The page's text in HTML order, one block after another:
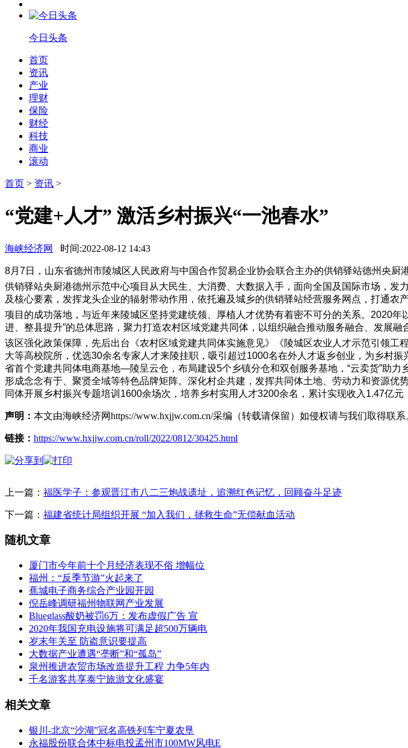
今日头条
首页
资讯
产业
理财
保险
财经
科技
商业
滚动
首页 > 资讯 >
“党建+人才” 激活乡村振兴“一池春水”
海峡经济网 时间:2022-08-12 14:43
8月7日，山东省德州市陵城区人民政府与中国合作贸易企业协会联合主办的供销驿站德州央厨
供销驿站央厨港德州示范中心项目从大民生、大消费、大数据入手，面向全国及国际市场，
及核心要素，发挥龙头企业的辐射带动作用，依托遍及城乡的供销驿站经营服务网点，打通农
项目的成功落地，与近年来陵城区坚持党建统领、厚植人才优势有着密不可分的关系。2020
进、整县提升”的总体思路，聚力打造农村区域党建共同体，以组织融合推动服务融合、发展融
该区强化政策保障，先后出台《农村区域党建共同体实施意见》《陵城区农业人才示范引领
大等高校院所，优选30余名专家人才来陵挂职，吸引超过1000名在外人才返乡创业，为乡村
省首个党建共同体电商基地—陵呈云仓，布局建设5个乡镇分仓和双创服务基地，“云卖货”助
形成念念有于、聚贤全域等特色品牌矩阵。深化村企共建，发挥共同体土地、劳动力和资源
同体开展乡村振兴专题培训1600余场次，培养乡村实用人才3200余名，累计实现收入1.47亿
声明： 本文由海峡经济网https://www.hxjjw.com.cn/采编（转载请保留）如侵权请与我们取得联系
链接： https://www.hxjjw.com.cn/roll/2022/0812/30425.html
上一篇： 福医学子：参观晋江市八二三炮战遗址，追溯红色记忆，回顾奋斗足迹
下一篇： 福建省统计局组织开展 “加入我们，拯救生命”无偿献血活动
随机文章
厦门市今年前十个月经济表现不俗 增幅位
福州：“反季节游”火起来了
蕉城电子商务综合产业园开园
倪岳峰调研福州物联网产业发展
Blueglass酸奶被罚6万：发布虚假广告 宣
2020年我国充电设施将可满足超500万辆电
岁末年关至 防盗意识要提高
大数据产业遭遇“垄断”和“孤岛”
泉州推进农贸市场改造提升工程 力争5年内
千名游客共享泰宁旅游文化盛宴
相关文章
银川-北京“沙湖”冠名高铁列车宁夏农垦
永福股份联合体中标电投孟州市100MW风电E